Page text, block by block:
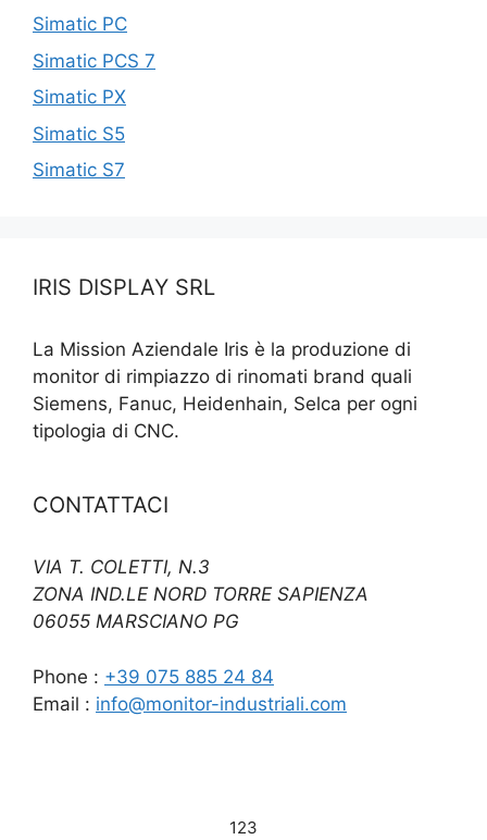
Simatic PC
Simatic PCS 7
Simatic PX
Simatic S5
Simatic S7
IRIS DISPLAY SRL
La Mission Aziendale Iris è la produzione di
monitor di rimpiazzo di rinomati brand quali
Siemens, Fanuc, Heidenhain, Selca per ogni
tipologia di CNC.
CONTATTACI
VIA T. COLETTI, N.3
ZONA IND.LE NORD TORRE SAPIENZA
06055 MARSCIANO PG
Phone : +39 075 885 24 84
Email : info@monitor-industriali.com
123